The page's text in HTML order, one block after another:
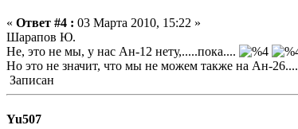
« Ответ #4 : 03 Марта 2010, 15:22 »
Шарапов Ю.
Не, это не мы, у нас Ан-12 нету,.....пока....
Но это не значит, что мы не можем также на Ан-26....
Записан
Yu507